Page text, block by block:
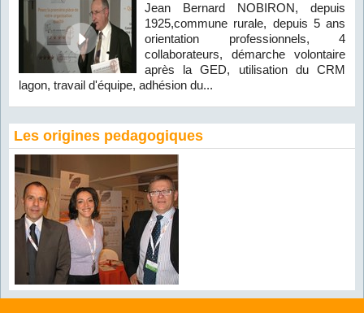
Jean Bernard NOBIRON, depuis
1925,commune rurale, depuis 5 ans
orientation professionnels, 4
collaborateurs, démarche volontaire
après la GED, utilisation du CRM
lagon, travail d'équipe, adhésion du...
Les origines pedagogiques